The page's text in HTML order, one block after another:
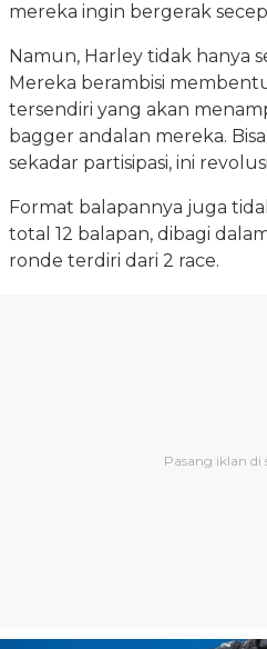
mereka ingin bergerak
Namun, Harley tidak hanya
Mereka berambisi
tersendiri yang akan
bagger andalan mereka.
sekadar partisipasi, ini
Format balapannya juga
total 12 balapan, dibagi
ronde terdiri dari 2 race.